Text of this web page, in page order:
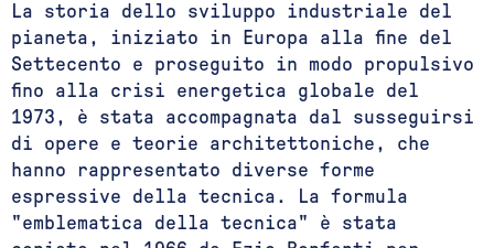
La storia dello sviluppo industriale del
pianeta, iniziato in Europa alla fine del
Settecento e proseguito in modo propulsivo
fino alla crisi energetica globale del
1973, è stata accompagnata dal susseguirsi
di opere e teorie architettoniche, che
hanno rappresentato diverse forme
espressive della tecnica. La formula
"emblematica della tecnica" è stata